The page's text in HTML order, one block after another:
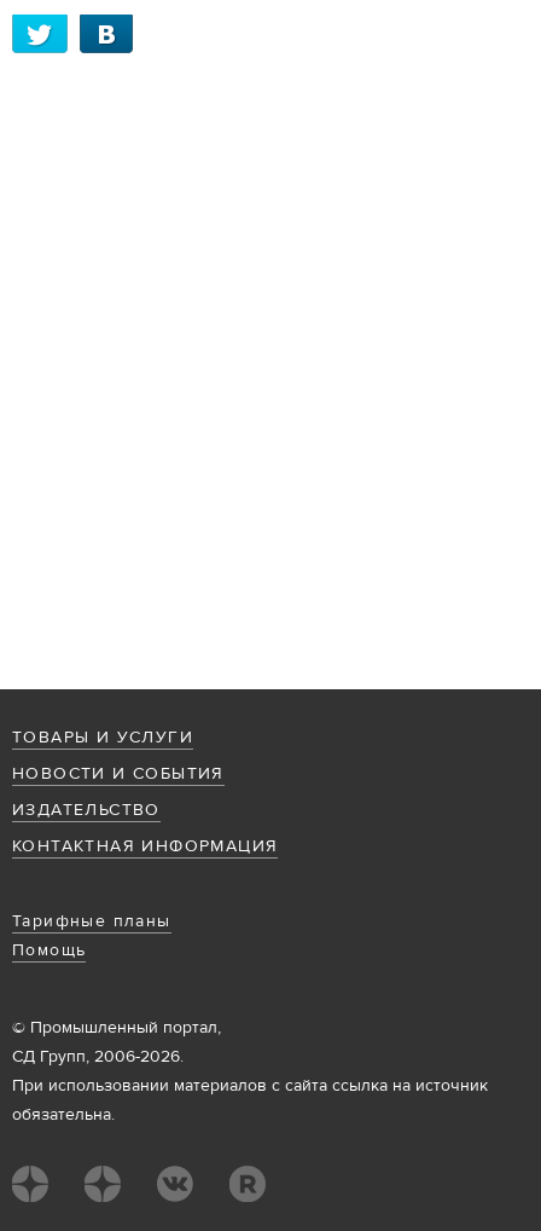
ТОВАРЫ И УСЛУГИ
НОВОСТИ И СОБЫТИЯ
ИЗДАТЕЛЬСТВО
КОНТАКТНАЯ ИНФОРМАЦИЯ
Тарифные планы
Помощь
© Промышленный портал,
СД Групп, 2006-2026.
При использовании материалов с сайта ссылка на источник
обязательна.